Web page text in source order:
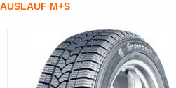
AUSLAUF M+S